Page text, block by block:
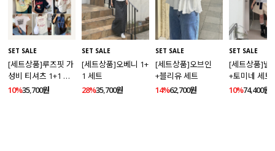
SET SALE
[세트상품]루즈핏 가
성비 티셔츠 1+1 세
트
10%35,700원
SET SALE
[세트상품]오베니 1+
1 세트
28%35,700원
SET SALE
[세트상품]오브인
+블리유 세트
14%62,700원
SET SALE
[세트상품]넬
+토미네 세트
10%74,400원